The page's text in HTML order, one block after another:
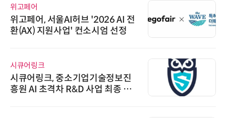
위고페어
위고페어, 서울AI허브 '2026 AI 전
환(AX) 지원사업' 컨소시엄 선정
시큐어링크
시큐어링크, 중소기업기술정보진
흥원 AI 초격차 R&D 사업 최종 선